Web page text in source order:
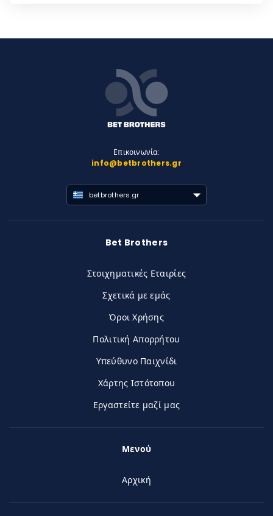
Επικοινωνία:
info@betbrothers.gr
betbrothers.gr
Bet Brothers
Στοιχηματικές Εταιρίες
Σχετικά με εμάς
Όροι Χρήσης
Πολιτική Απορρήτου
Υπεύθυνο Παιχνίδι
Χάρτης Ιστότοπου
Εργαστείτε μαζί μας
Μενού
Αρχική